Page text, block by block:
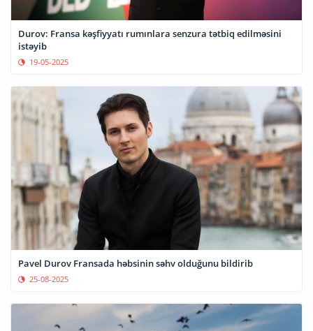
Durov: Fransa kəşfiyyatı rumınlara senzura tətbiq edilməsini
istəyib
19-05-2025
Pavel Durov Fransada həbsinin səhv olduğunu bildirib
25-08-2025